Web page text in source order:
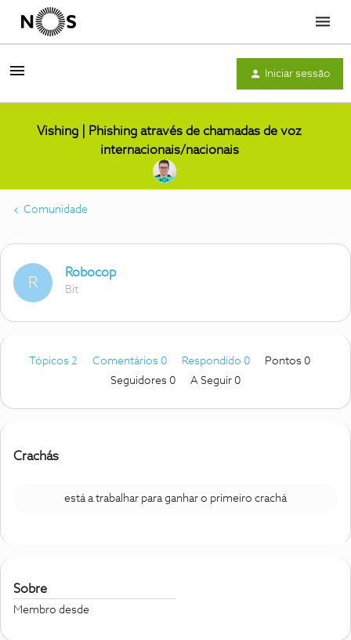
Menu
Iniciar sessão
Vishing | Phishing através de chamadas de voz
internacionais/nacionais
Comunidade
R
Robocop
Bit
Tópicos 2 Comentários 0 Respondido 0
Pontos 0
Seguidores 0 A Seguir 0
Crachás
está a trabalhar para ganhar o primeiro crachá
Sobre
Membro desde